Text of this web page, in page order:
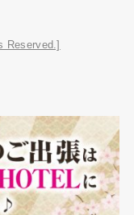
Reserved.]